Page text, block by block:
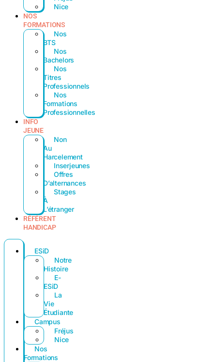
Nice
NOS
FORMATIONS
Nos
BTS
Nos
Bachelors
Nos
Titres
Professionnels
Nos
Formations
Professionnelles
INFO
JEUNE
Non
Au
Harcelement
Inserjeunes
Offres
D’alternances
Stages
À
L’étranger
RÉFÉRENT
HANDICAP
ESiD
Notre
Histoire
E-
ESiD
La
Vie
Étudiante
Campus
Fréjus
Nice
Nos
Formations